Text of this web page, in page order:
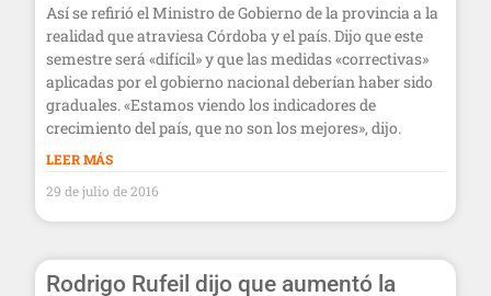
Así se refirió el Ministro de Gobierno de la provincia a la
realidad que atraviesa Córdoba y el país. Dijo que este
semestre será «difícil» y que las medidas «correctivas»
aplicadas por el gobierno nacional deberían haber sido
graduales. «Estamos viendo los indicadores de
crecimiento del país, que no son los mejores», dijo.
LEER MÁS
29 de julio de 2016
Rodrigo Rufeil dijo que aumentó la